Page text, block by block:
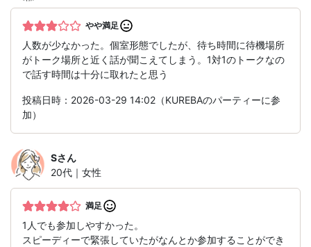
やや満足
人数が少なかった。個室形態でしたが、待ち時間に待機場所
がトーク場所と近く話が聞こえてしまう。1対1のトークなの
で話す時間は十分に取れたと思う
投稿日時：2026-03-29 14:02（KUREBAのパーティーに参
加）
Sさん
20代｜女性
満足
1人でも参加しやすかった。
スピーディーで緊張していたがなんとか参加することができ